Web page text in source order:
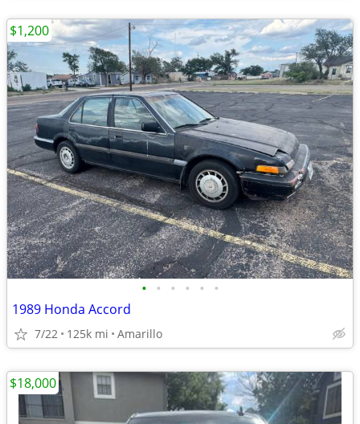
• • • • • •
1989 Honda Accord
7/22 125k mi Amarillo
$1,200
$18,000